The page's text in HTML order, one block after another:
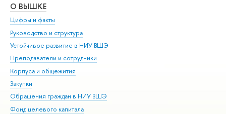
О ВЫШКЕ
Цифры и факты
Руководство и структура
Устойчивое развитие в НИУ ВШЭ
Преподаватели и сотрудники
Корпуса и общежития
Закупки
Обращения граждан в НИУ ВШЭ
Фонд целевого капитала